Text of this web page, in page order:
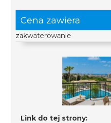
Cena zawiera
zakwaterowanie
Link do tej strony: